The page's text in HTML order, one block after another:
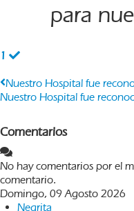
para
1
Nuestro Hospital fue
Nuestro Hospital fue
Comentarios
No hay comentarios por el
comentario.
Domingo, 09 Agosto 2026
Negrita